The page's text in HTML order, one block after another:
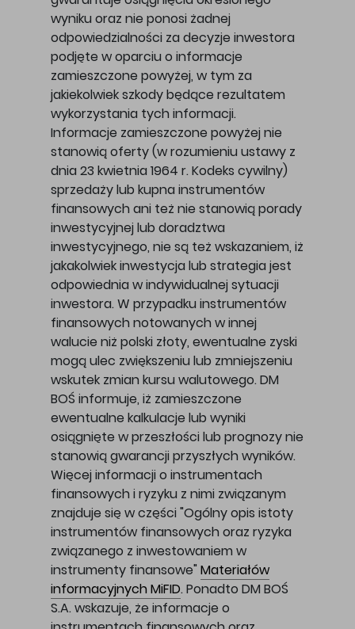
wyniku oraz nie ponosi żadnej
odpowiedzialności za decyzje inwestora
podjęte w oparciu o informacje
zamieszczone powyżej, w tym za
jakiekolwiek szkody będące rezultatem
wykorzystania tych informacji.
Informacje zamieszczone powyżej nie
stanowią oferty (w rozumieniu ustawy z
dnia 23 kwietnia 1964 r. Kodeks cywilny)
sprzedaży lub kupna instrumentów
finansowych ani też nie stanowią porady
inwestycyjnej lub doradztwa
inwestycyjnego, nie są też wskazaniem, iż
jakakolwiek inwestycja lub strategia jest
odpowiednia w indywidualnej sytuacji
inwestora. W przypadku instrumentów
finansowych notowanych w innej
walucie niż polski złoty, ewentualne zyski
mogą ulec zwiększeniu lub zmniejszeniu
wskutek zmian kursu walutowego. DM
BOŚ informuje, iż zamieszczone
ewentualne kalkulacje lub wyniki
osiągnięte w przeszłości lub prognozy nie
stanowią gwarancji przyszłych wyników.
Więcej informacji o instrumentach
finansowych i ryzyku z nimi związanym
znajduje się w części "Ogólny opis istoty
instrumentów finansowych oraz ryzyka
związanego z inwestowaniem w
instrumenty finansowe" Materiałów
informacyjnych MiFID. Ponadto DM BOŚ
S.A. wskazuje, że informacje o